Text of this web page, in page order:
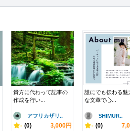
貴方に代わって記事の
作成を行い...
アフリカザリ..
- (0) 3,000円
誰にでも伝わる魅
な文章で心...
SHIMUR..
- (0)